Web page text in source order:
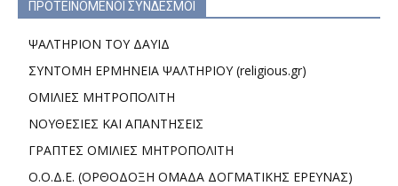
ΠΡΟΤΕΙΝΟΜΕΝΟΙ ΣΥΝΔΕΣΜΟΙ
ΨΑΛΤΗΡΙΟΝ ΤΟΥ ΔΑΥΙΔ
ΣΥΝΤΟΜΗ ΕΡΜΗΝΕΙΑ ΨΑΛΤΗΡΙΟΥ (religious.gr)
ΟΜΙΛΙΕΣ ΜΗΤΡΟΠΟΛΙΤΗ
ΝΟΥΘΕΣΙΕΣ ΚΑΙ ΑΠΑΝΤΗΣΕΙΣ
ΓΡΑΠΤΕΣ ΟΜΙΛΙΕΣ ΜΗΤΡΟΠΟΛΙΤΗ
Ο.Ο.Δ.Ε. (ΟΡΘΟΔΟΞΗ ΟΜΑΔΑ ΔΟΓΜΑΤΙΚΗΣ ΕΡΕΥΝΑΣ)